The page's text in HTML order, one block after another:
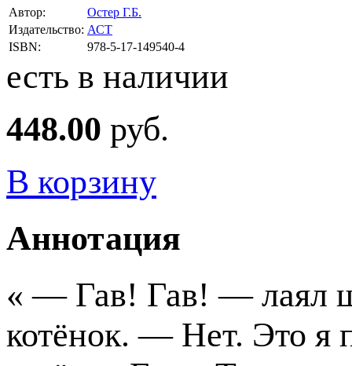
Автор:
Остер Г.Б.
Издательство: АСТ
ISBN:
978-5-17-149540-4
есть в наличии
448.00 руб.
В корзину
Аннотация
« — Гав! Гав! — лаял
котёнок. — Нет. Это я